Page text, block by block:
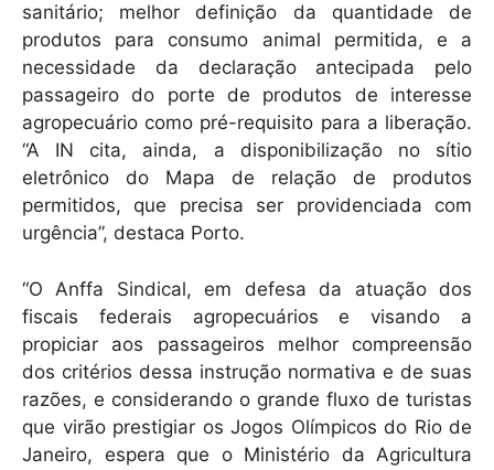
sanitário; melhor definição da quantidade de
produtos para consumo animal permitida, e a
necessidade da declaração antecipada pelo
passageiro do porte de produtos de interesse
agropecuário como pré-requisito para a liberação.
“A IN cita, ainda, a disponibilização no sítio
eletrônico do Mapa de relação de produtos
permitidos, que precisa ser providenciada com
urgência”, destaca Porto.
“O Anffa Sindical, em defesa da atuação dos
fiscais federais agropecuários e visando a
propiciar aos passageiros melhor compreensão
dos critérios dessa instrução normativa e de suas
razões, e considerando o grande fluxo de turistas
que virão prestigiar os Jogos Olímpicos do Rio de
Janeiro, espera que o Ministério da Agricultura